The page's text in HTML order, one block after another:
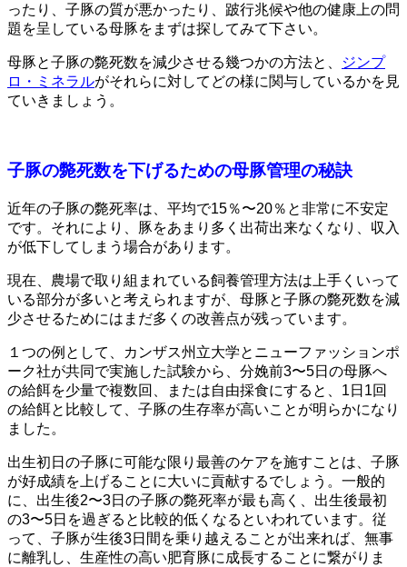
ったり、子豚の質が悪かったり、跛行兆候や他の健康上の問
題を呈している母豚をまずは探してみて下さい。
母豚と子豚の斃死数を減少させる幾つかの方法と、
ジンプ
ロ・ミネラルがそれらに対してどの様に関与しているかを見
ていきましょう。
子豚の斃死数を下げるための母豚管理の秘訣
近年の子豚の斃死率は、平均で15％〜20％と非常に不安定
です。それにより、豚をあまり多く出荷出来なくなり、収入
が低下してしまう場合があります。
現在、農場で取り組まれている飼養管理方法は上手くいって
いる部分が多いと考えられますが、母豚と子豚の斃死数を減
少させるためにはまだ多くの改善点が残っています。
１つの例として、カンザス州立大学とニューファッションポ
ーク社が共同で実施した試験から、分娩前3〜5日の母豚へ
の給餌を少量で複数回、または自由採食にすると、1日1回
の給餌と比較して、子豚の生存率が高いことが明らかになり
ました。
出生初日の子豚に可能な限り最善のケアを施すことは、子豚
が好成績を上げることに大いに貢献するでしょう。一般的
に、出生後2〜3日の子豚の斃死率が最も高く、出生後最初
の3〜5日を過ぎると比較的低くなるといわれています。従
って、子豚が生後3日間を乗り越えることが出来れば、無事
に離乳し、生産性の高い肥育豚に成長することに繋がりま